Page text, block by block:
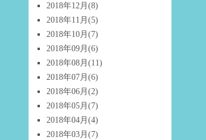
2018年12月 (8)
2018年11月 (5)
2018年10月 (7)
2018年09月 (6)
2018年08月 (11)
2018年07月 (6)
2018年06月 (2)
2018年05月 (7)
2018年04月 (4)
2018年03月 (7)